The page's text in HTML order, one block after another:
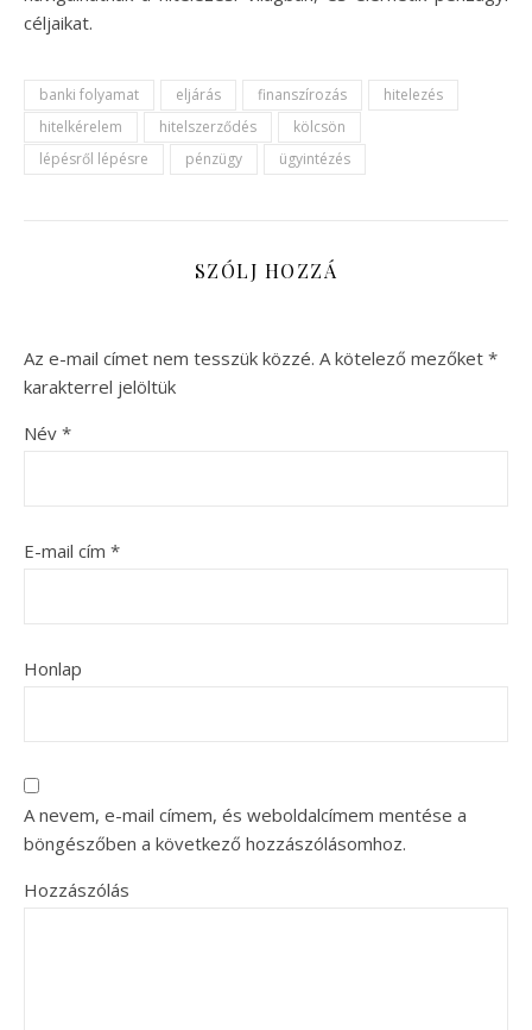
céljaikat.
banki folyamat eljárás finanszírozás
hitelezés
hitelkérelem
hitelszerződés
kölcsön
lépésről lépésre
pénzügy ügyintézés
SZÓLJ HOZZÁ
Az e-mail címet nem tesszük közzé. A kötelező mezőket *
karakterrel jelöltük
Név *
E-mail cím *
Honlap
A nevem, e-mail címem, és weboldalcímem mentése a
böngészőben a következő hozzászólásomhoz.
Hozzászólás